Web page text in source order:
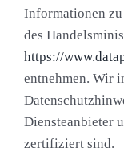
Informationen zu
des
https://
entnehmen. Wir
Diensteanbieter
zertifiziert sind.